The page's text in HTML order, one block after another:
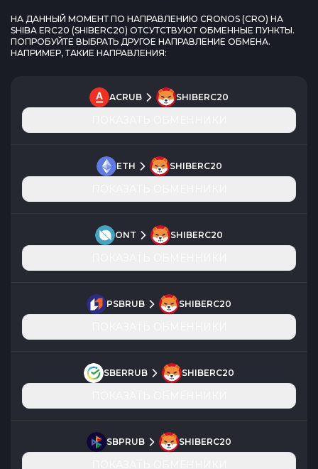
НА ДАННЫЙ МОМЕНТ ПО НАПРАВЛЕНИЮ CRONOS (CRO) НА
SHIBA ERC20 (SHIBERC20) ОТСУТСТВУЮТ ОБМЕННЫЕ ПУНКТЫ.
ПОПРОБУЙТЕ ВЫБРАТЬ ДРУГОЕ НАПРАВЛЕНИЕ ОБМЕНА.
НАПРИМЕР, ТАКИЕ НАПРАВЛЕНИЯ:
ACRUB SHIBERC20
ETH SHIBERC20
ONT SHIBERC20
PSBRUB SHIBERC20
SBERRUB SHIBERC20
SBPRUB SHIBERC20